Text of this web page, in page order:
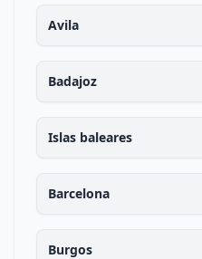
Avila
Badajoz
Islas baleares
Barcelona
Burgos